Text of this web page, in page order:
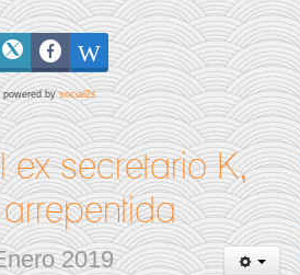
powered bysocial2s
ex secretario K,
2019